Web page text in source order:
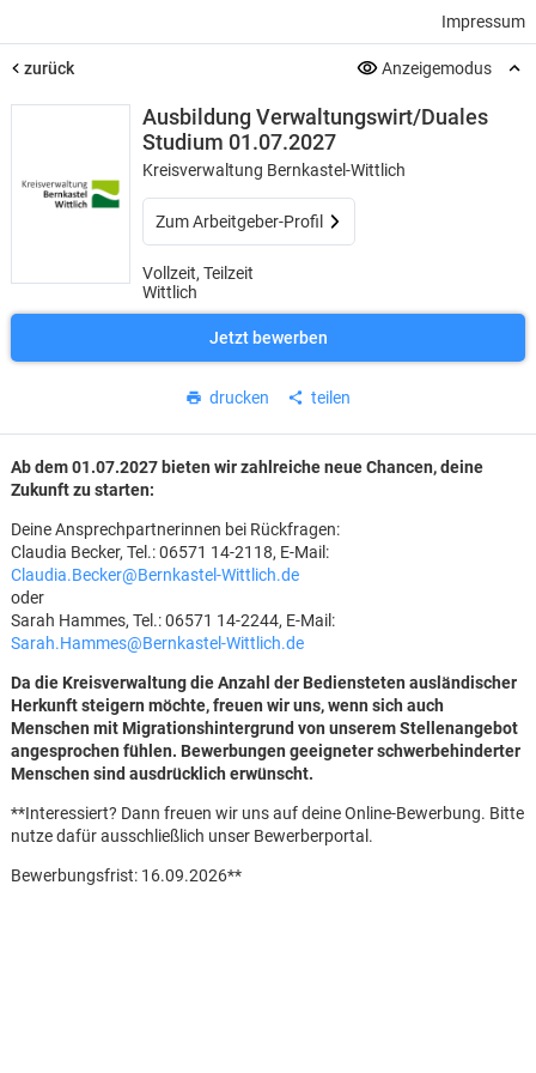
Impressum
zurück Anzeigemodus
Ausbildung Verwaltungswirt/Duales
Studium 01.07.2027
Kreisverwaltung Bernkastel-Wittlich
Zum Arbeitgeber-Profil
Vollzeit, Teilzeit
Wittlich
Jetzt bewerben
drucken teilen
Ab dem 01.07.2027 bieten wir zahlreiche neue Chancen, deine
Zukunft zu starten:
Deine Ansprechpartnerinnen bei Rückfragen:
Claudia Becker, Tel.: 06571 14-2118, E-Mail:
Claudia.Becker@Bernkastel-Wittlich.de
oder
Sarah Hammes, Tel.: 06571 14-2244, E-Mail:
Sarah.Hammes@Bernkastel-Wittlich.de
Da die Kreisverwaltung die Anzahl der Bediensteten ausländischer
Herkunft steigern möchte, freuen wir uns, wenn sich auch
Menschen mit Migrationshintergrund von unserem Stellenangebot
angesprochen fühlen. Bewerbungen geeigneter schwerbehinderter
Menschen sind ausdrücklich erwünscht.
**Interessiert? Dann freuen wir uns auf deine Online-Bewerbung. Bitte
nutze dafür ausschließlich unser Bewerberportal.
Bewerbungsfrist: 16.09.2026**